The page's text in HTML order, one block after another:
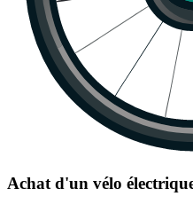
Achat d'un vélo